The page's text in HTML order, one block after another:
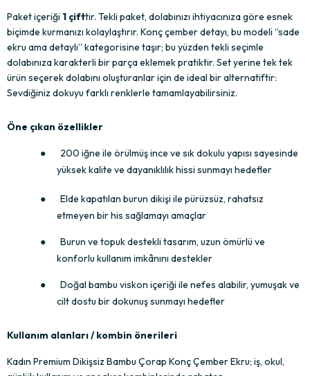
Paket içeriği 1 çifttir. Tekli paket, dolabınızı ihtiyacınıza göre esnek
biçimde kurmanızı kolaylaştırır. Konç çember detayı, bu modeli “sade
ekru ama detaylı” kategorisine taşır; bu yüzden tekli seçimle
dolabınıza karakterli bir parça eklemek pratiktir. Set yerine tek tek
ürün seçerek dolabını oluşturanlar için de ideal bir alternatiftir:
Sevdiğiniz dokuyu farklı renklerle tamamlayabilirsiniz.
Öne çıkan özellikler
●
200 iğne ile örülmüş ince ve sık dokulu yapısı sayesinde
yüksek kalite ve dayanıklılık hissi sunmayı hedefler
●
Elde kapatılan burun dikişi ile pürüzsüz, rahatsız
etmeyen bir his sağlamayı amaçlar
●
Burun ve topuk destekli tasarım, uzun ömürlü ve
konforlu kullanım imkânını destekler
●
Doğal bambu viskon içeriği ile nefes alabilir, yumuşak ve
cilt dostu bir dokunuş sunmayı hedefler
Kullanım alanları / kombin önerileri
Kadın Premium Dikişsiz Bambu Çorap Konç Çember Ekru; iş, okul,